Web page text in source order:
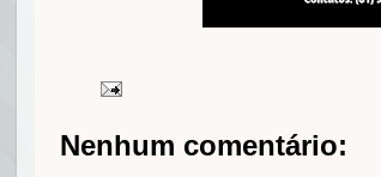
Nenhum comentário: